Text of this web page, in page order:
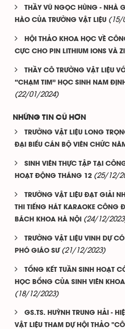
THẦY VŨ NGỌC HÙNG - NHÀ
HÀO CỦA TRƯỜNG VẬT LIỆU (15/
HỘI THẢO KHOA HỌC VỀ
CỰC CHO PIN LITHIUM IONS VÀ
THẦY CÔ TRƯỜNG VẬT LIỆU
“CHẠM TIM” HỌC SINH NAM
(22/01/2024)
NHỮNG TIN CŨ HƠN
TRƯỜNG VẬT LIỆU LONG
ĐẠI BIỂU CÁN BỘ VIÊN CHỨC
SINH VIÊN THỰC TẬP TẠI
HOẠT ĐỘNG THÁNG 12 (25/12/
TRƯỜNG VẬT LIỆU ĐẠT GIẢI
THI TIẾNG HÁT KARAOKE CÔNG
BÁCH KHOA HÀ NỘI
(24/12/
TRƯỜNG VẬT LIỆU VINH DỰ
PHÓ GIÁO SƯ (21/12/2023)
TỔNG KẾT TUẦN SINH HOẠT
HỌC BỔNG CỦA SINH VIÊN
(18/12/2023)
GS.TS. HUỲNH TRUNG HẢI -
VẬT LIỆU THAM DỰ HỘI THẢO